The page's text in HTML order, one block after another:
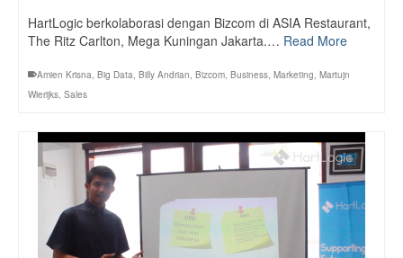
HartLogic berkolaborasi dengan Bizcom di ASIA Restaurant,
The Ritz Carlton, Mega Kuningan Jakarta.… Read More
Amien Krisna Big Data Billy Andrian Bizcom Business Marketing Martujn
Wierijks Sales